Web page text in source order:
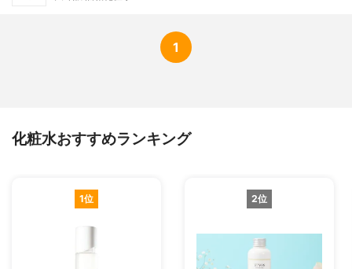
1
化粧水おすすめランキング
1位 2位